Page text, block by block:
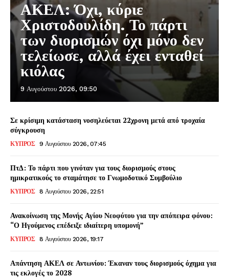
ΑΚΕΛ: Όχι, κύριε
Χριστοδουλίδη. Το πάρτι
των διορισμών όχι μόνο δεν
τελείωσε, αλλά έχει ενταθεί
κιόλας
9 Αυγούστου 2026, 09:50
Σε κρίσιμη κατάσταση νοσηλεύεται 22χρονη μετά από τροχαία
σύγκρουση
ΚΥΠΡΟΣ 9 Αυγούστου 2026, 07:45
ΠτΔ: Το πάρτι που γινόταν για τους διορισμούς στους
ημικρατικούς το σταμάτησε το Γνωμοδοτικό Συμβούλιο
ΚΥΠΡΟΣ 8 Αυγούστου 2026, 22:51
Ανακοίνωση της Μονής Αγίου Νεοφύτου για την απόπειρα φόνου:
“Ο Ηγούμενος επέδειξε ιδιαίτερη υπομονή”
ΚΥΠΡΟΣ 8 Αυγούστου 2026, 19:17
Απάντηση ΑΚΕΛ σε Αντωνίου: Έκαναν τους διορισμούς όχημα για
τις εκλογές το 2028